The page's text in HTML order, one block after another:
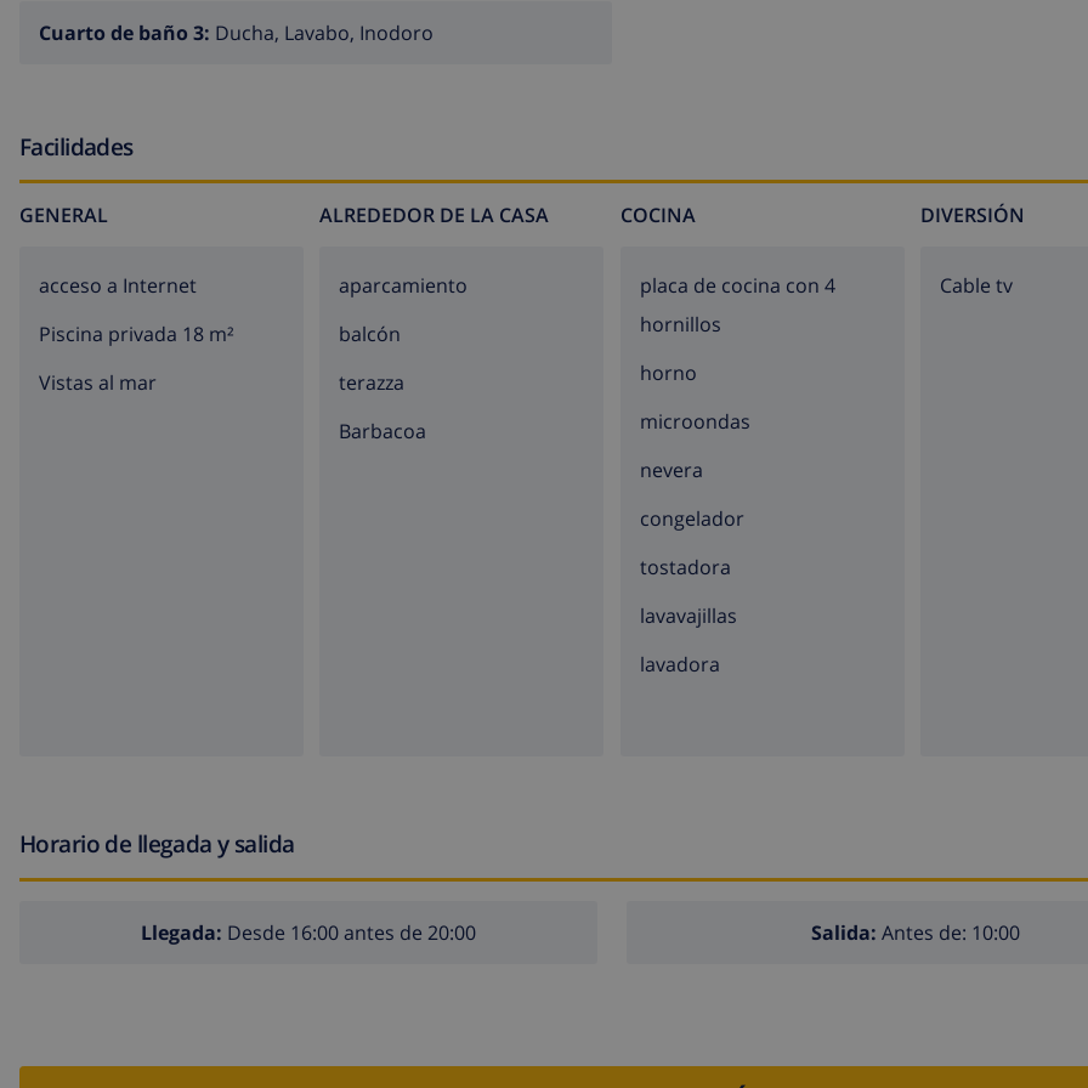
el año de la preciosa costa rocosa y de muchas playas de arena fina. Conjuntamente con el carácter amable de la
la generosa cultura histórica, la preciosa vegetación y la cocina variada, la Costa Brava es una región de vacaciones
Cuarto de baño 3: Ducha, Lavabo, Inodoro
Facilidades
GENERAL
acceso a Internet
Piscina privada 18 m²
Vistas al mar
ALREDEDOR DE LA CASA
aparcamiento
balcón
terazza
barbacoa
COCINA
placa de cocina con 4
hornillos
horno
microondas
nevera
congelador
tostadora
lavavajillas
lavadora
DIVERSIÓN
Cable tv
Horario de llegada y salida
Llegada: Desde 16:00 antes de 20:00 Salida: Antes de: 10:00